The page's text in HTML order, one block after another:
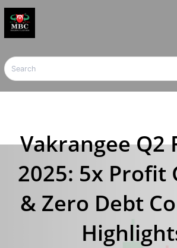
Vakrangee Q2
2025: 5x Profit
& Zero Debt